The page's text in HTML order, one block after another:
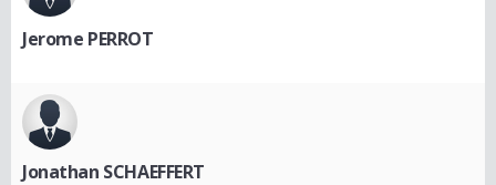
Jerome PERROT
Jonathan SCHAEFFERT